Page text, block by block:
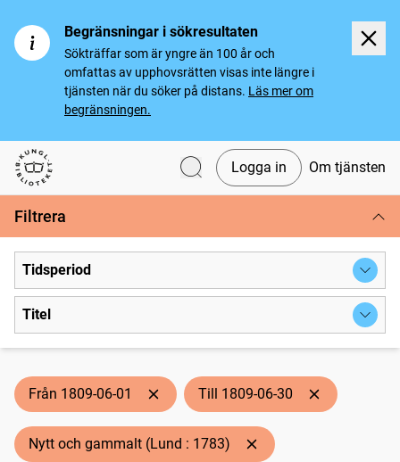
Begränsningar i sökresultaten
Sökträffar som är yngre än 100 år och
omfattas av upphovsrätten visas inte längre i
tjänsten när du söker på distans. Läs mer om
begränsningen.
Svenska tidningar
Logga in Om tjänsten
Filtrera
Tidsperiod
Titel
Från 1809-06-01 Till 1809-06-30
Nytt och gammalt (Lund : 1783)